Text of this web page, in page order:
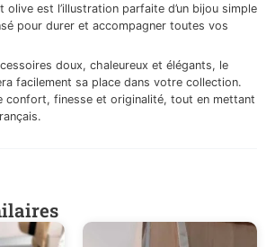
olive est l’illustration parfaite d’un bijou simple
pour durer et accompagner toutes vos
doux, chaleureux et élégants, le
facilement sa place dans votre collection.
confort, finesse et originalité, tout en mettant